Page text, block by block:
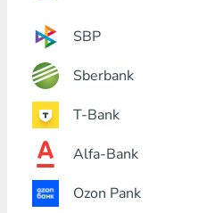
SBP
Sberbank
T-Bank
Alfa-Bank
Ozon Pank